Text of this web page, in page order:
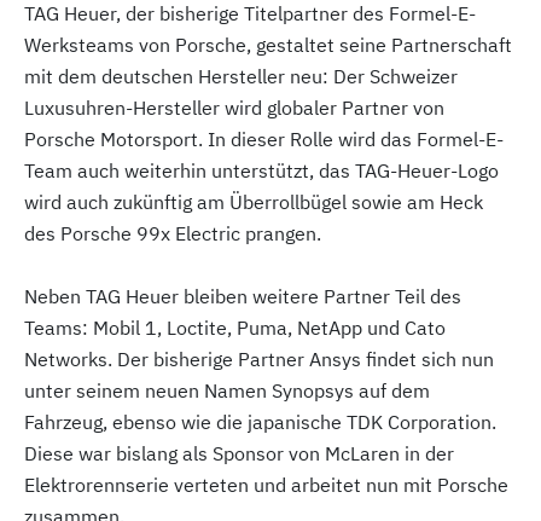
TAG Heuer, der bisherige Titelpartner des Formel-E-
Werksteams von Porsche, gestaltet seine Partnerschaft
mit dem deutschen Hersteller neu: Der Schweizer
Luxusuhren-Hersteller wird globaler Partner von
Porsche Motorsport. In dieser Rolle wird das Formel-E-
Team auch weiterhin unterstützt, das TAG-Heuer-Logo
wird auch zukünftig am Überrollbügel sowie am Heck
des Porsche 99x Electric prangen.
Neben TAG Heuer bleiben weitere Partner Teil des
Teams: Mobil 1, Loctite, Puma, NetApp und Cato
Networks. Der bisherige Partner Ansys findet sich nun
unter seinem neuen Namen Synopsys auf dem
Fahrzeug, ebenso wie die japanische TDK Corporation.
Diese war bislang als Sponsor von McLaren in der
Elektrorennserie verteten und arbeitet nun mit Porsche
zusammen.